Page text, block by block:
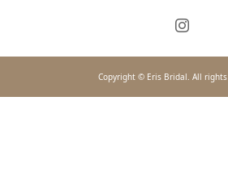
Copyright © Eris Bridal. All